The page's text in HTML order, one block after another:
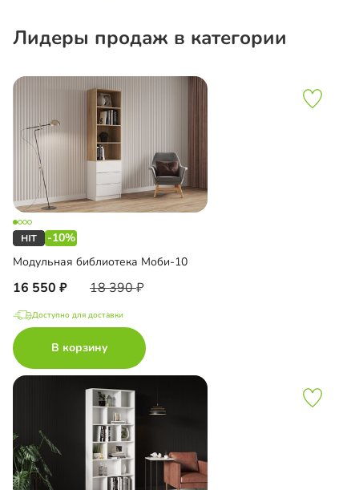
Лидеры продаж в категории
-10%
Модульная библиотека Моби-10
16 550 18 390
Доступно для доставки
В корзину